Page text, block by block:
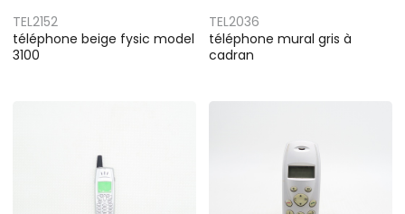
TEL2152
téléphone beige fysic model
3100
TEL2036
téléphone mural gris à
cadran